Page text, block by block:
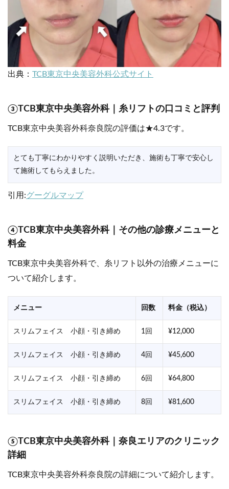
出典： TCB東京中央美容外科公式サイト
③TCB東京中央美容外科｜糸リフトの口コミと評判
TCB東京中央美容外科奈良院の評価は★4.3です。
とても丁寧にわかりやすく説明いただき、施術も丁寧で安心し
て施術してもらえました。
引用:グーグルマップ
④TCB東京中央美容外科｜その他の診療メニューと
料金
TCB東京中央美容外科で、糸リフト以外の治療メニューに
ついて紹介します。
メニュー 回数 料金（税込）
スリムフェイス 小顔・引き締め 1回 ¥12,000
スリムフェイス 小顔・引き締め 4回 ¥45,600
スリムフェイス 小顔・引き締め 6回 ¥64,800
スリムフェイス 小顔・引き締め 8回 ¥81,600
⑤TCB東京中央美容外科｜奈良エリアのクリニック
詳細
TCB東京中央美容外科奈良院の詳細について紹介します。